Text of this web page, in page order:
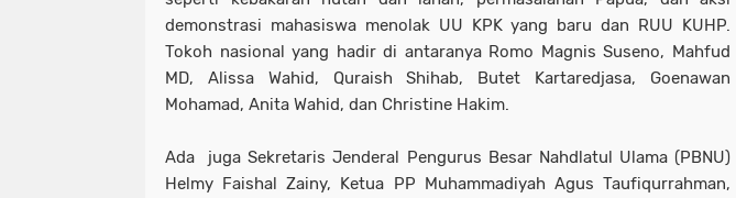
demonstrasi mahasiswa menolak UU KPK yang baru dan RUU KUHP.
Tokoh nasional yang hadir di antaranya Romo Magnis Suseno, Mahfud
MD, Alissa Wahid, Quraish Shihab, Butet Kartaredjasa, Goenawan
Mohamad, Anita Wahid, dan Christine Hakim.
Ada juga Sekretaris Jenderal Pengurus Besar Nahdlatul Ulama (PBNU)
Helmy Faishal Zainy, Ketua PP Muhammadiyah Agus Taufiqurrahman,